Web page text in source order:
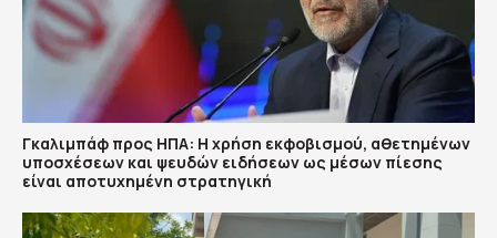
Γκαλιμπάφ προς ΗΠΑ: Η χρήση εκφοβισμού, αθετημένων
υποσχέσεων και ψευδών ειδήσεων ως μέσων πίεσης
είναι αποτυχημένη στρατηγική